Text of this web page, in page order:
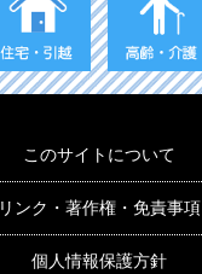
このサイトについて
リンク・著作権・免責事項
個人情報保護方針